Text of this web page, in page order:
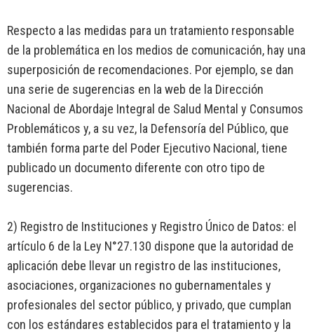
Respecto a las medidas para un tratamiento responsable
de la problemática en los medios de comunicación, hay una
superposición de recomendaciones. Por ejemplo, se dan
una serie de sugerencias en la web de la Dirección
Nacional de Abordaje Integral de Salud Mental y Consumos
Problemáticos y, a su vez, la Defensoría del Público, que
también forma parte del Poder Ejecutivo Nacional, tiene
publicado un documento diferente con otro tipo de
sugerencias.
2) Registro de Instituciones y Registro Único de Datos: el
artículo 6 de la Ley N°27.130 dispone que la autoridad de
aplicación debe llevar un registro de las instituciones,
asociaciones, organizaciones no gubernamentales y
profesionales del sector público, y privado, que cumplan
con los estándares establecidos para el tratamiento y la